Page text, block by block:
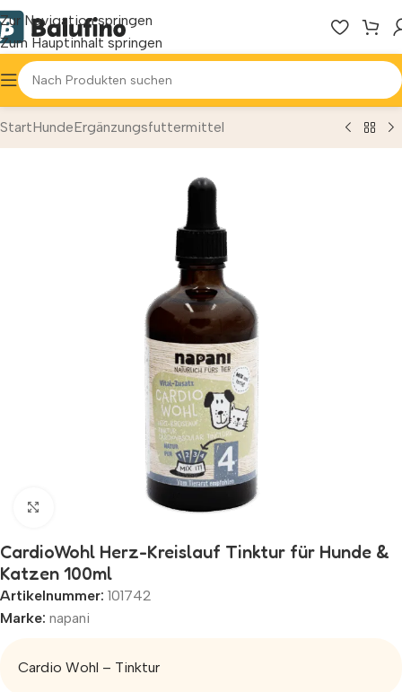
Zur Navigation springen
Zum Hauptinhalt springen
StartHundeErgänzungs­futtermittel
Zum Vergrößern klicken
CardioWohl Herz-Kreislauf Tinktur für Hunde &
Katzen 100ml
Artikelnummer: 101742
Marke: napani
Cardio Wohl – Tinktur